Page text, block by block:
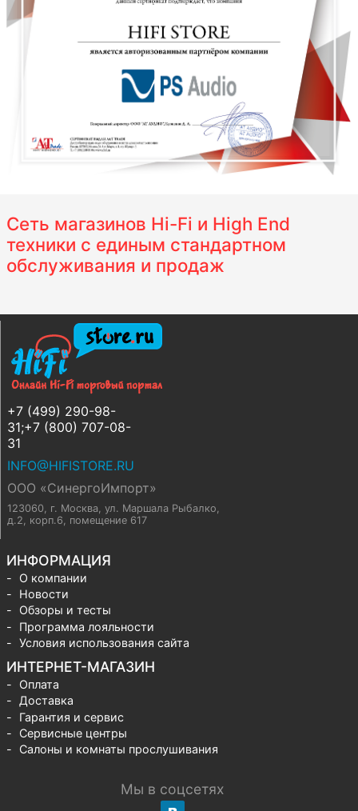
Сеть магазинов Hi-Fi и High End
техники с единым стандартном
обслуживания и продаж
+7 (499) 290-98-
31;+7 (800) 707-08-
31
INFO@HIFISTORE.RU
ООО «СинергоИмпорт»
123060, г. Москва ул. Маршала Рыбалко,
д.2, корп.6, помещение 617
ИНФОРМАЦИЯ
О компании
Новости
Обзоры и тесты
Программа лояльности
Условия использования сайта
ИНТЕРНЕТ-МАГАЗИН
Оплата
Доставка
Гарантия и сервис
Сервисные центры
Салоны и комнаты прослушивания
Мы в соцсетях